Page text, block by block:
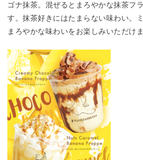
ゴナ抹茶。混ぜるとまろやかな抹茶フ
す。抹茶好きにはたまらない味わい。
まろやかな味わいをお楽しみいただけま